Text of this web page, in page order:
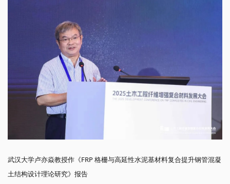
武汉大学卢亦焱教授作《FRP 格栅与高延性水泥基材料复合提升钢管混凝
土结构设计理论研究》报告